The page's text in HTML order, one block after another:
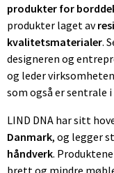
produkter for
produkter laget av
kvalitetsmaterialer.
designeren og
og leder
som også er sentrale
LIND DNA har sitt
Danmark, og legger
håndverk.
brett og mindre